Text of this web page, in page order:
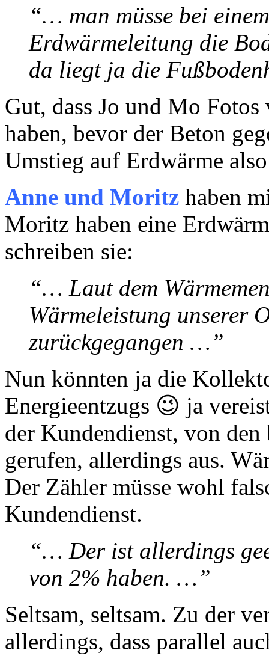
“… man müsse bei
Erdwärmeleitung die
da liegt ja die
Gut, dass Jo und Mo
haben, bevor der Beton
Umstieg auf Erdwärme
Anne und Moritz haben
Moritz haben eine
schreiben sie:
“… Laut dem
Wärmeleistung unserer
zurückgegangen …”
Nun könnten ja die
Energieentzugs 😉 ja
der Kundendienst, von
gerufen, allerdings aus.
Der Zähler müsse wohl
Kundendienst.
“… Der ist allerdings
von 2% haben. …”
Seltsam, seltsam. Zu der
allerdings, dass parallel